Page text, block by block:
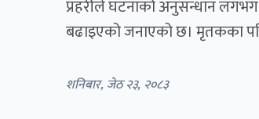
प्रहरीले घटनाको अनुसन्धान लगभग
बढाइएको जनाएको छ। मृतकका
शनिबार, जेठ २३, २०८३